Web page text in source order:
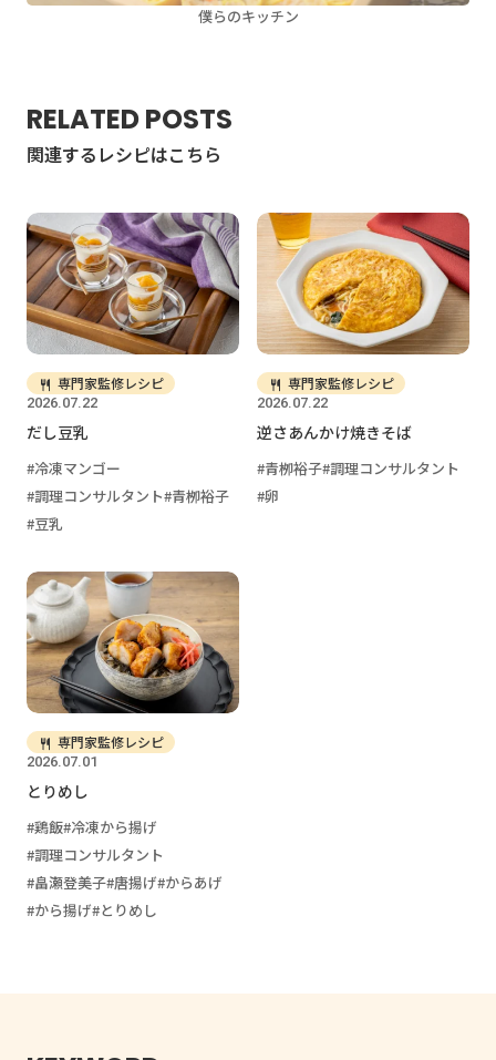
僕らのキッチン
RELATED POSTS
関連するレシピはこちら
2026.07.22
専門家監修レシピ
だし豆乳
冷凍マンゴー
調理コンサルタント 青栁裕子
豆乳
2026.07.22
専門家監修レシピ
逆さあんかけ焼きそば
青栁裕子 調理コンサルタント
卵
2026.07.01
専門家監修レシピ
とりめし
鶏飯 冷凍から揚げ
調理コンサルタント
畠瀬登美子 唐揚げ からあげ
から揚げ とりめし